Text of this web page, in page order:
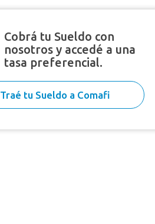
Cobrá tu Sueldo con
nosotros y accedé a una
tasa preferencial.
Traé tu Sueldo a Comafi